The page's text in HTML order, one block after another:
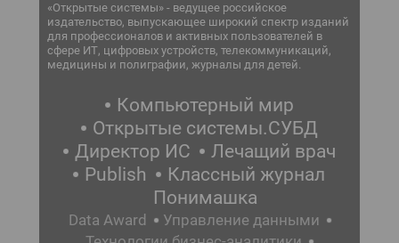
«Открытые системы» - ведущее российское
издательство, выпускающее широкий спектр изданий
для профессионалов и активных пользователей в
сфере ИТ, цифровых устройств, телекоммуникаций,
медицины и полиграфии, журналы для детей.
Компьютерный мир
Открытые системы.СУБД
Директор ИС
Лечащий врач
Publish
Классный журнал
Понимашка
Data Award
Управление данными